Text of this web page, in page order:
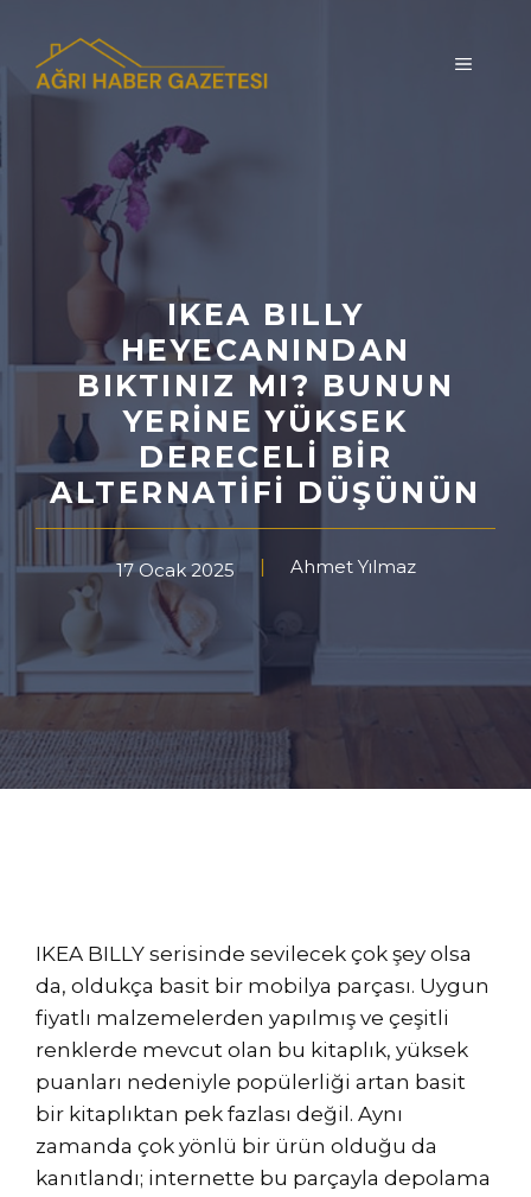
MENÜ
IKEA BILLY
HEYECANINDAN
BIKTINIZ MI? BUNUN
YERINE YÜKSEK
DERECELI BIR
ALTERNATIFI DÜŞÜNÜN
17 Ocak 2025 Ahmet Yılmaz
IKEA BILLY serisinde sevilecek çok şey olsa
da, oldukça basit bir mobilya parçası. Uygun
fiyatlı malzemelerden yapılmış ve çeşitli
renklerde mevcut olan bu kitaplık, yüksek
puanları nedeniyle popülerliği artan basit
bir kitaplıktan pek fazlası değil. Aynı
zamanda çok yönlü bir ürün olduğu da
kanıtlandı; internette bu parçayla depolama